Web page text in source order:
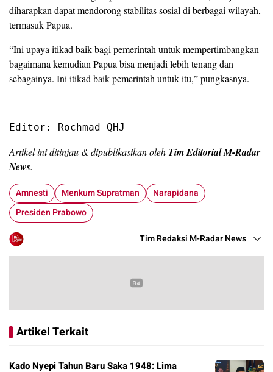
diharapkan dapat mendorong stabilitas sosial di berbagai wilayah,
termasuk Papua.
“Ini upaya itikad baik bagi pemerintah untuk mempertimbangkan
bagaimana kemudian Papua bisa menjadi lebih tenang dan
sebagainya. Ini itikad baik pemerintah untuk itu,” pungkasnya.
Editor: Rochmad QHJ
Artikel ini ditinjau & dipublikasikan oleh Tim Editorial M-Radar
News.
Amnesti Menkum Supratman
Narapidana
Presiden Prabowo
Tim Redaksi M-Radar News
Artikel Terkait
Kado Nyepi Tahun Baru Saka 1948: Lima